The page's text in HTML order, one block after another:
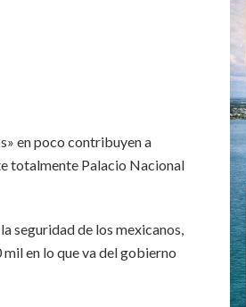
en poco contribuyen a
totalmente Palacio Nacional
seguridad de los mexicanos,
en lo que va del gobierno